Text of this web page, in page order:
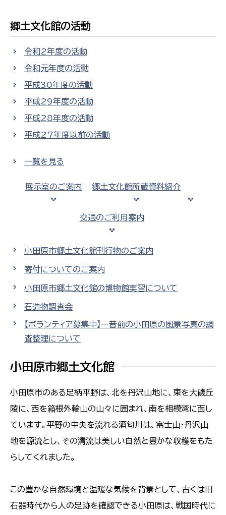
郷土文化館の活動
令和2年度の活動
令和元年度の活動
平成30年度の活動
平成29年度の活動
平成28年度の活動
平成27年度以前の活動
一覧を見る
展示室のご案内 郷土文化館所蔵資料紹介
交通のご利用案内
小田原市郷土文化館刊行物のご案内
寄付についてのご案内
小田原市郷土文化館の博物館実習について
石造物調査会
【ボランティア募集中】一昔前の小田原の風景写真の調
査整理について
小田原市郷土文化館
小田原市のある足柄平野は、北を丹沢山地に、東を大磯丘
陵に、西を箱根外輪山の山々に囲まれ、南を相模湾に面し
ています。平野の中央を流れる酒匂川は、富士山・丹沢山
地を源流とし、その清流は美しい自然と豊かな収穫をもた
らしてくれました。
この豊かな自然環境と温暖な気候を背景として、古くは旧
石器時代から人の足跡を確認できる小田原は、戦国時代に